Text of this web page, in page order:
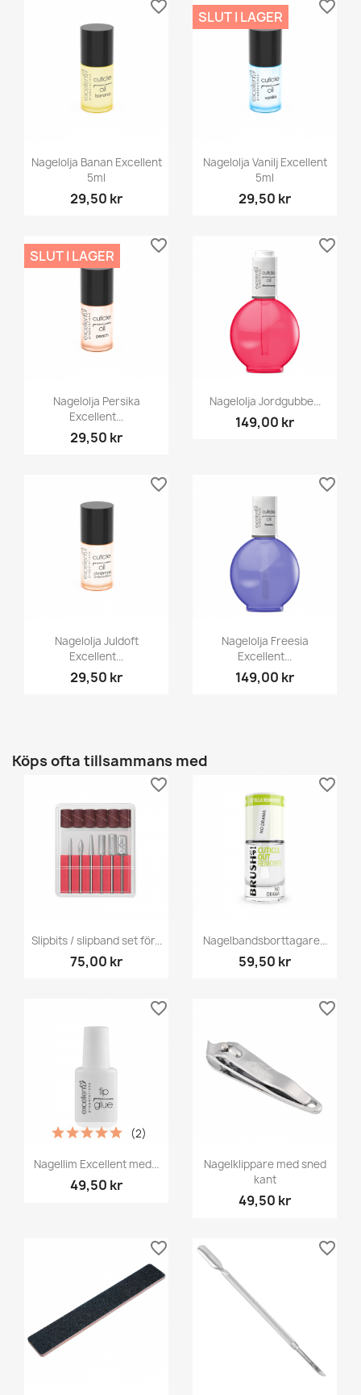
Nagelolja Banan Excellent
5ml
29,50 kr
favorite_border
Nagelolja Vanilj Excellent
5ml
29,50 kr
SLUT I LAGER
favorite_border
Nagelolja Persika
Excellent...
29,50 kr
SLUT I LAGER
favorite_border
Nagelolja Jordgubbe...
149,00 kr
favorite_border
Nagelolja Juldoft
Excellent...
29,50 kr
favorite_border
Nagelolja Freesia
Excellent...
149,00 kr
favorite_border
Köps ofta tillsammans med
Slipbits / slipband set för...
75,00 kr
favorite_border
Nagelbandsborttagare...
59,50 kr
favorite_border
Nagellim Excellent med...
49,50 kr
(2)
favorite_border
Nagelklippare med sned
kant
49,50 kr
favorite_border
favorite_border favorite_border